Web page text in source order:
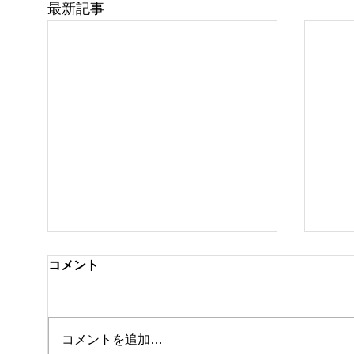
最新記事
コメント
コメントを追加…